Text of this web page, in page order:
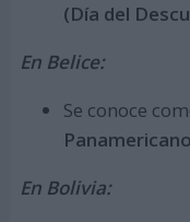
(Día del
En Belice:
Se conoce
En Bolivia: